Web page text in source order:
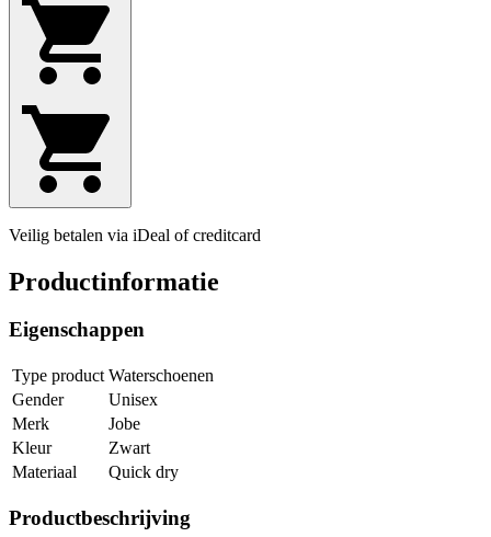
Veilig betalen via iDeal of creditcard
Productinformatie
Eigenschappen
Type product Waterschoenen
Gender
Unisex
Merk
Jobe
Kleur
Zwart
Materiaal
Quick dry
Productbeschrijving